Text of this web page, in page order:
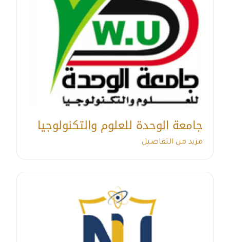
جامعة الوحدة للعلوم والتكنولوجيا
مزيد من التفاصيل